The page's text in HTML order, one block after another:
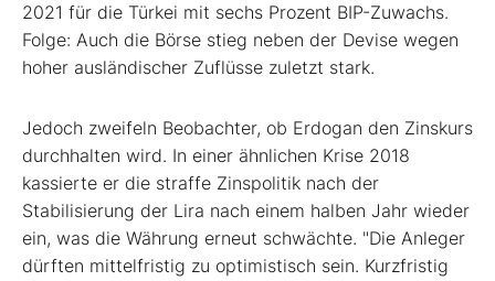
2021 für die Türkei mit sechs Prozent BIP-Zuwachs.
Folge: Auch die Börse stieg neben der Devise wegen
hoher ausländischer Zuflüsse zuletzt stark.
Jedoch zweifeln Beobachter, ob Erdogan den Zinskurs
durchhalten wird. In einer ähnlichen Krise 2018
kassierte er die straffe Zinspolitik nach der
Stabilisierung der Lira nach einem halben Jahr wieder
ein, was die Währung erneut schwächte. "Die Anleger
dürften mittelfristig zu optimistisch sein. Kurzfristig